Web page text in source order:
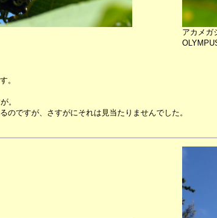
アカメガ
。
。
のですが、さすがにそれは見当たりませんでした。